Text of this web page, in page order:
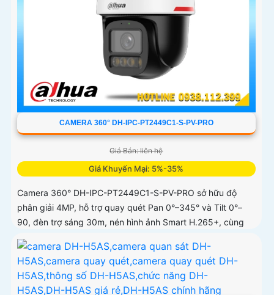
CAMERA 360° DH-IPC-PT2449C1-S-PV-PRO
Giá Bán: liên hệ
Giá Khuyến Mại: 5%-35%
Camera 360° DH-IPC-PT2449C1-S-PV-PRO sở hữu độ
phân giải 4MP, hỗ trợ quay quét Pan 0°–345° và Tilt 0°–
90, đèn trợ sáng 30m, nén hình ảnh Smart H.265+, cùng
các công nghệ xử lý WDR 120dB, BLC, HLC, 3D-NR